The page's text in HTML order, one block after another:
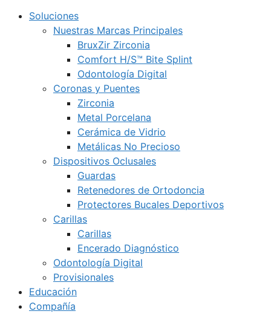
Soluciones
Nuestras Marcas Principales
BruxZir Zirconia
Comfort H/S™ Bite Splint
Odontología Digital
Coronas y Puentes
Zirconia
Metal Porcelana
Cerámica de Vidrio
Metálicas No Precioso
Dispositivos Oclusales
Guardas
Retenedores de Ortodoncia
Protectores Bucales Deportivos
Carillas
Carillas
Encerado Diagnóstico
Odontología Digital
Provisionales
Educación
Compañía